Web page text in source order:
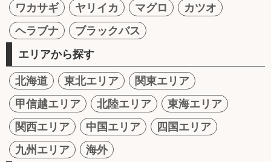
ワカサギ
ヤリイカ マグロ
カツオ
ヘラブナ
ブラックバス
エリアから探す
北海道 東北エリア
関東エリア
甲信越エリア
北陸エリア
東海エリア
関西エリア
中国エリア
四国エリア
九州エリア
海外